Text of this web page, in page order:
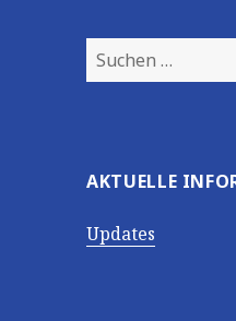
Suchen
nach:
AKTUELLE
Updates